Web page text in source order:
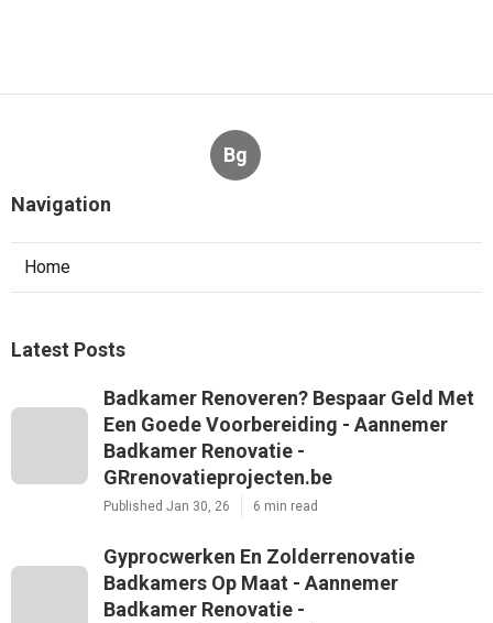
Bg
Navigation
Home
Latest Posts
Badkamer Renoveren? Bespaar Geld Met
Een Goede Voorbereiding - Aannemer
Badkamer Renovatie -
GRrenovatieprojecten.be
Published Jan 30, 26 6 min read
Gyprocwerken En Zolderrenovatie
Badkamers Op Maat - Aannemer
Badkamer Renovatie -